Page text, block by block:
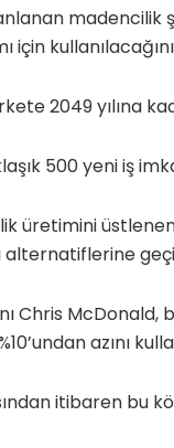
madencilik
için
2049 yılına
500 yeni iş
üretimini
alternatiflerine
Chris McDonald,
azını
itibaren bu